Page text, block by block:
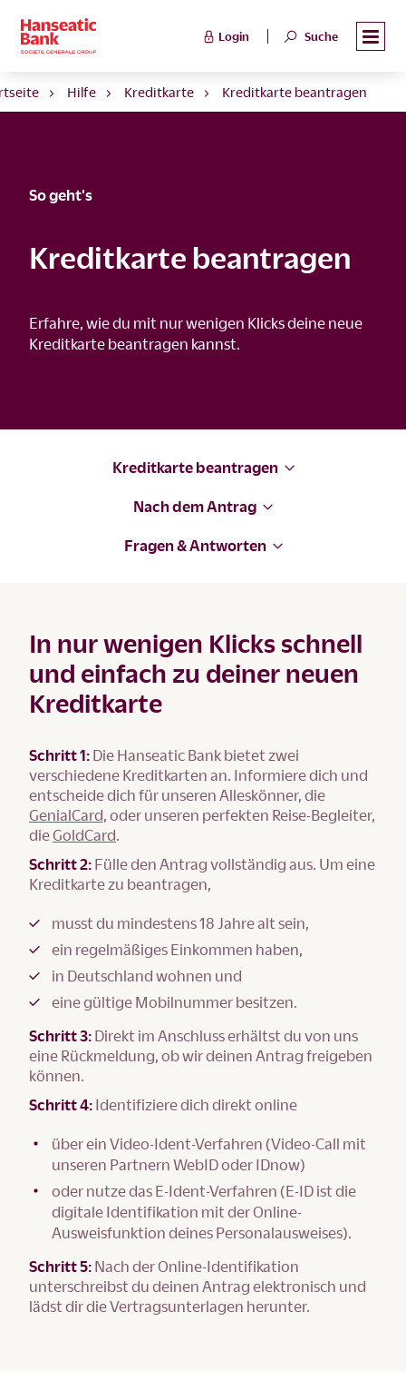
Login Suche
Hilfe Kreditkarte Kreditkarte beantragen
So geht's
Kreditkarte beantragen
Erfahre, wie du mit nur wenigen Klicks deine neue
Kreditkarte beantragen kannst.
Kreditkarte beantragen
Nach dem Antrag
Fragen & Antworten
In nur wenigen Klicks schnell
und einfach zu deiner neuen
Kreditkarte
Schritt 1: Die Hanseatic Bank bietet zwei
verschiedene Kreditkarten an. Informiere dich und
entscheide dich für unseren Alleskönner, die
GenialCard, oder unseren perfekten Reise-Begleiter,
dieGoldCard.
Schritt 2: Fülle den Antrag vollständig aus. Um eine
Kreditkarte zu beantragen,
musst du mindestens 18 Jahre alt sein,
ein regelmäßiges Einkommen haben,
in Deutschland wohnen und
eine gültige Mobilnummer besitzen.
Schritt 3: Direkt im Anschluss erhältst du von uns
eine Rückmeldung, ob wir deinen Antrag freigeben
können.
Schritt 4: Identifiziere dich direkt online
über ein Video-Ident-Verfahren (Video-Call mit
unseren Partnern WebID oder IDnow)
oder nutze das E-Ident-Verfahren (E-ID ist die
digitale Identifikation mit der Online-
Ausweisfunktion deines Personalausweises).
Schritt 5: Nach der Online-Identifikation
unterschreibst du deinen Antrag elektronisch und
lädst dir die Vertragsunterlagen herunter.